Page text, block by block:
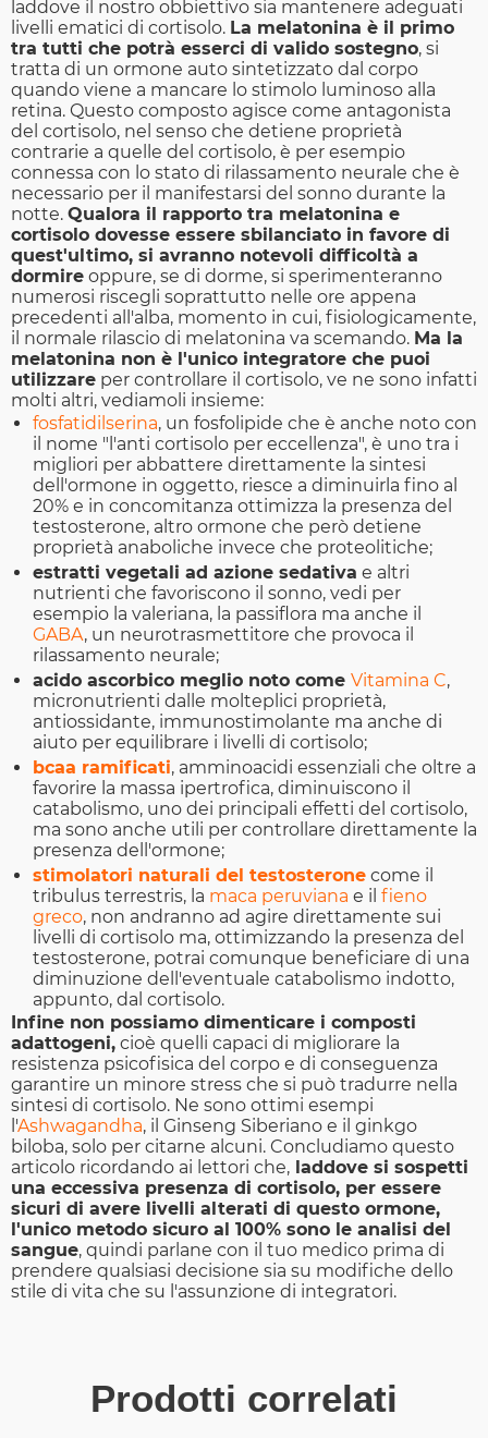
laddove il nostro obbiettivo sia mantenere adeguati
livelli ematici di cortisolo. La melatonina è il primo
tra tutti che potrà esserci di valido sostegno, si
tratta di un ormone auto sintetizzato dal corpo
quando viene a mancare lo stimolo luminoso alla
retina. Questo composto agisce come antagonista
del cortisolo, nel senso che detiene proprietà
contrarie a quelle del cortisolo, è per esempio
connessa con lo stato di rilassamento neurale che è
necessario per il manifestarsi del sonno durante la
notte. Qualora il rapporto tra melatonina e
cortisolo dovesse essere sbilanciato in favore di
quest'ultimo, si avranno notevoli difficoltà a
dormire oppure, se di dorme, si sperimenteranno
numerosi riscegli soprattutto nelle ore appena
precedenti all'alba, momento in cui, fisiologicamente,
il normale rilascio di melatonina va scemando. Ma la
melatonina non è l'unico integratore che puoi
utilizzare per controllare il cortisolo, ve ne sono infatti
molti altri, vediamoli insieme:
fosfatidilserina, un fosfolipide che è anche noto con
il nome "l'anti cortisolo per eccellenza", è uno tra i
migliori per abbattere direttamente la sintesi
dell'ormone in oggetto, riesce a diminuirla fino al
20% e in concomitanza ottimizza la presenza del
testosterone, altro ormone che però detiene
proprietà anaboliche invece che proteolitiche;
estratti vegetali ad azione sedativa e altri
nutrienti che favoriscono il sonno, vedi per
esempio la valeriana, la passiflora ma anche il
GABA, un neurotrasmettitore che provoca il
rilassamento neurale;
acido ascorbico meglio noto come Vitamina C,
micronutrienti dalle molteplici proprietà,
antiossidante, immunostimolante ma anche di
aiuto per equilibrare i livelli di cortisolo;
bcaa ramificati, amminoacidi essenziali che oltre a
favorire la massa ipertrofica, diminuiscono il
catabolismo, uno dei principali effetti del cortisolo,
ma sono anche utili per controllare direttamente la
presenza dell'ormone;
stimolatori naturali del testosterone come il
tribulus terrestris, la maca peruviana e il fieno
greco, non andranno ad agire direttamente sui
livelli di cortisolo ma, ottimizzando la presenza del
testosterone, potrai comunque beneficiare di una
diminuzione dell'eventuale catabolismo indotto,
appunto, dal cortisolo.
Infine non possiamo dimenticare i composti
adattogeni, cioè quelli capaci di migliorare la
resistenza psicofisica del corpo e di conseguenza
garantire un minore stress che si può tradurre nella
sintesi di cortisolo. Ne sono ottimi esempi
l'Ashwagandha, il Ginseng Siberiano e il ginkgo
biloba, solo per citarne alcuni. Concludiamo questo
articolo ricordando ai lettori che, laddove si sospetti
una eccessiva presenza di cortisolo, per essere
sicuri di avere livelli alterati di questo ormone,
l'unico metodo sicuro al 100% sono le analisi del
sangue, quindi parlane con il tuo medico prima di
prendere qualsiasi decisione sia su modifiche dello
stile di vita che su l'assunzione di integratori.
Prodotti correlati